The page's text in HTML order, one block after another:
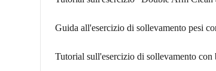
Guida all'esercizio di sollevamento pesi
Tutorial sull'esercizio di sollevamento con